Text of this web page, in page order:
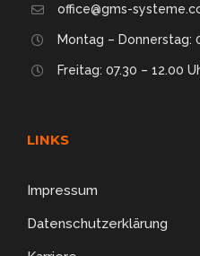
office@gms-
Montag – Donnerstag:
Freitag: 07.30 – 12.00
LINKS
Impressum
Datenschutzerklärung